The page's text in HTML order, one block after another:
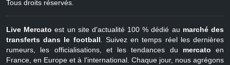
Tous droits réservés.
Live Mercato est un site d'actualité 100 % dédié au marché des
transferts dans le football. Suivez en temps réel les dernières
rumeurs, les officialisations, et les tendances du mercato en
France, en Europe et à l'international. Chaque jour, nous agrégons